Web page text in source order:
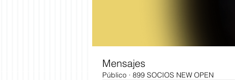
Mensajes
Público · 899 SOCIOS NEW OPEN